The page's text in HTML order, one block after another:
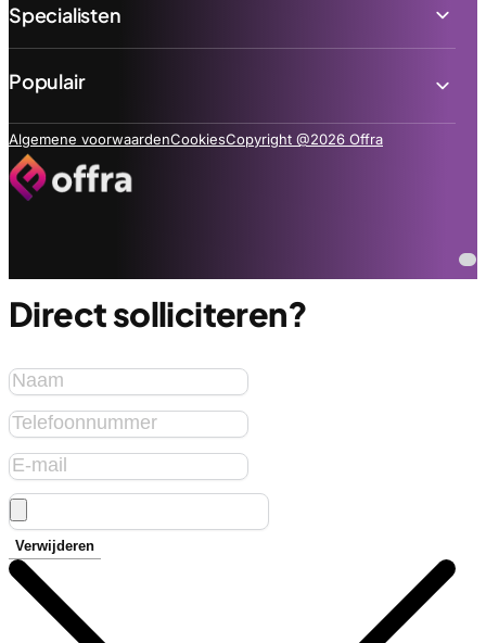
Specialisten
Populair
Algemene voorwaardenCookiesCopyright @2026 Offra
Direct solliciteren?
Verwijderen